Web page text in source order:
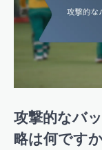
攻撃的なバ
略は何です